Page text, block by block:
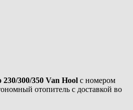
300/350 Van Hool с номером
отопитель с доставкой во